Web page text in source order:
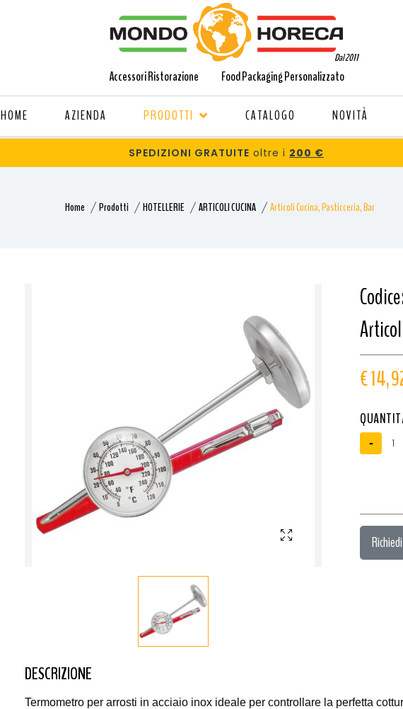
Dal 2011
Accessori Ristorazione Food Packaging Personalizzato
HOME AZIENDA PRODOTTI CATALOGO NOVITÀ
SPEDIZIONI GRATUITE oltre i 200 €
Home Prodotti HOTELLERIE ARTICOLI CUCINA Articoli Cucina, Pasticceria, Bar
€
-
DESCRIZIONE
Termometro per arrosti in acciaio inox ideale per controllare la perfetta